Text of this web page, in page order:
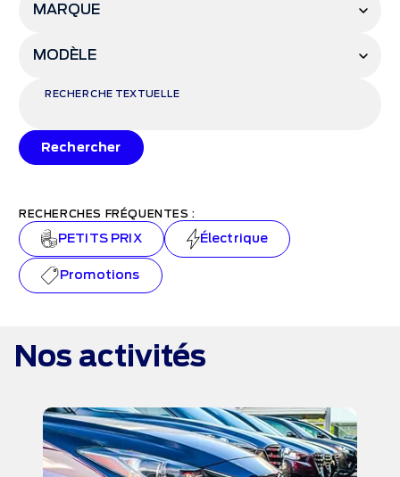
MARQUE
MODÈLE
RECHERCHE TEXTUELLE
Rechercher
RECHERCHES FRÉQUENTES :
PETITS PRIX Électrique
Promotions
Nos activités